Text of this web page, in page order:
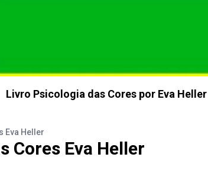
Livro Psicologia das Cores por Eva
Eva Heller
Cores Eva Heller